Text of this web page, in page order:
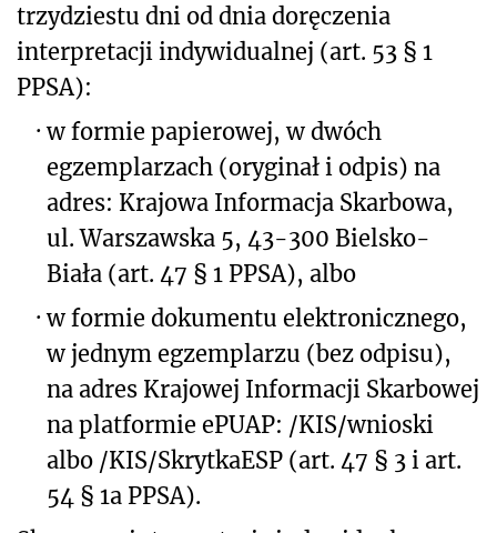
trzydziestu dni od dnia doręczenia
interpretacji indywidualnej (art. 53 § 1
PPSA):
· w formie papierowej, w dwóch
egzemplarzach (oryginał i odpis) na
adres: Krajowa Informacja Skarbowa,
ul. Warszawska 5, 43-300 Bielsko-
Biała (art. 47 § 1 PPSA), albo
· w formie dokumentu elektronicznego,
w jednym egzemplarzu (bez odpisu),
na adres Krajowej Informacji Skarbowej
na platformie ePUAP: /KIS/wnioski
albo /KIS/SkrytkaESP (art. 47 § 3 i art.
54 § 1a PPSA).